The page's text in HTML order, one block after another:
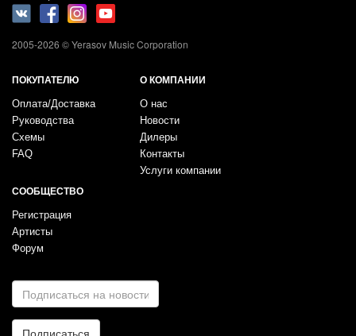
2005-2026 © Yerasov Music Corporation
ПОКУПАТЕЛЮ
Оплата/Доставка
Руководства
Схемы
FAQ
О КОМПАНИИ
О нас
Новости
Дилеры
Контакты
Услуги компании
СООБЩЕСТВО
Регистрация
Артисты
Форум
E-
mail
*
Подписаться